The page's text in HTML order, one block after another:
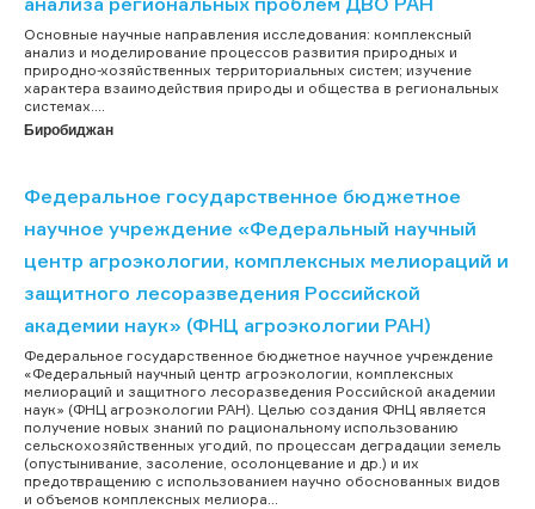
Основные научные направления исследования: комплексный
анализ и моделирование процессов развития природных и
природно-хозяйственных территориальных систем; изучение
характера взаимодействия природы и общества в региональных
системах....
Биробиджан
Федеральное государственное бюджетное
научное учреждение «Федеральный научный
центр агроэкологии, комплексных мелиораций и
защитного лесоразведения Российской
академии наук» (ФНЦ агроэкологии РАН)
Федеральное государственное бюджетное научное учреждение
«Федеральный научный центр агроэкологии, комплексных
мелиораций и защитного лесоразведения Российской академии
наук» (ФНЦ агроэкологии РАН). Целью создания ФНЦ является
получение новых знаний по рациональному использованию
сельскохозяйственных угодий, по процессам деградации земель
(опустынивание, засоление, осолонцевание и др.) и их
предотвращению с использованием научно обоснованных видов
и объемов комплексных мелиора...